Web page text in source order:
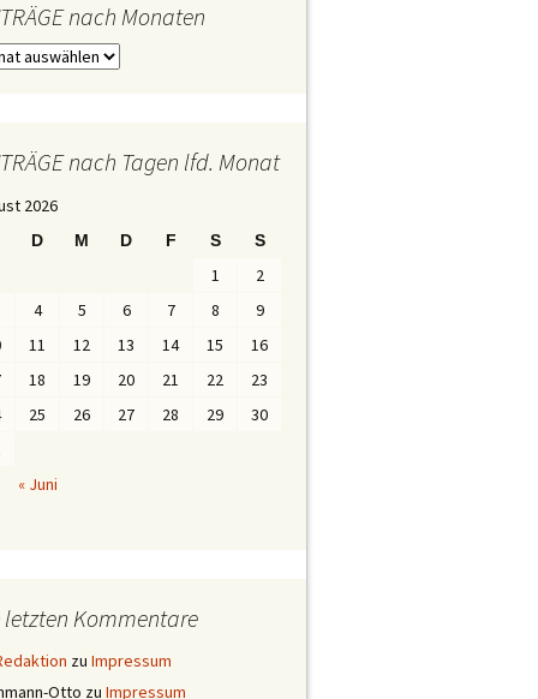
nach Monaten
nach Tagen lfd. Monat
2026
D M D F S S
« Juni
1
2
4 5 6 7 8
9
11 12 13 14 15
16
18 19 20 21 22
23
25 26 27 28 29
30
letzten Kommentare
zu Impressum
Otto zu Impressum